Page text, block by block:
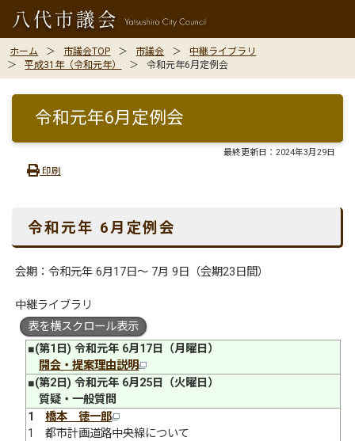
ホーム 市議会TOP 市議会
中継ライブラリ
平成31年（令和元年）
令和元年6月定例会
令和元年6月定例会
最終更新日： 2024年3月29日
印刷
令和元年 6月定例会
会期：令和元年 6月17日〜 7月 9日（会期23日間）
中継ライブラリ
表を横スクロール表示
■(第1日) 令和元年 6月17日（月曜日）
開会・提案理由説明
■(第2日) 令和元年 6月25日（火曜日）
質疑・一般質問
1橋本 徳一郎
1 都市計画道路中央線について